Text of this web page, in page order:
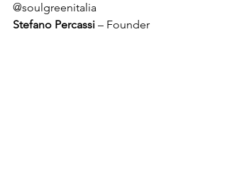
@soulgreenitalia
Stefano Percassi – Founder